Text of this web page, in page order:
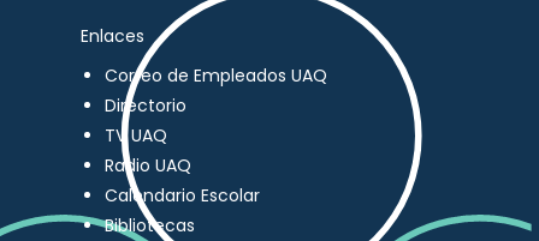
Enlaces
Correo de Empleados UAQ
Directorio
TV UAQ
Radio UAQ
Calendario Escolar
Bibliotecas